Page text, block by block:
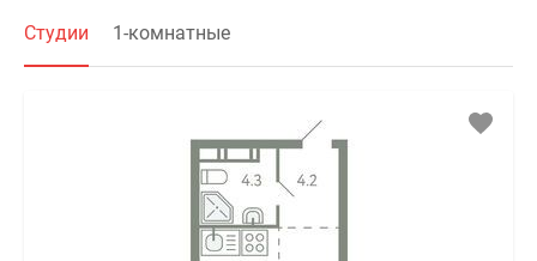
Студии 1-комнатные